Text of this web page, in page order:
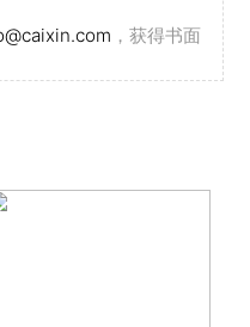
，获得书面